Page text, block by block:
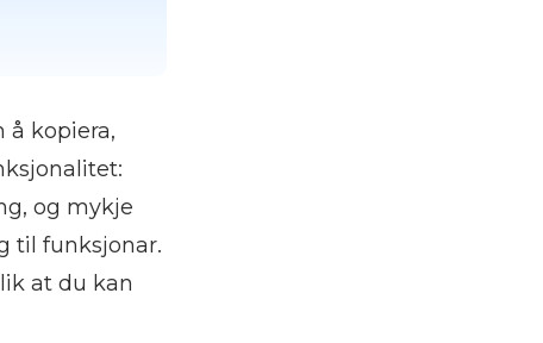
å kopiera,
og mykje
til funksjonar.
at du kan